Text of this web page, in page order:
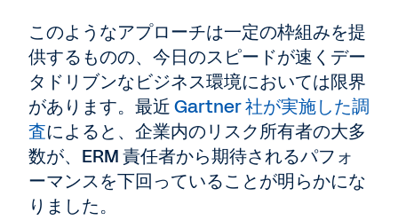
このようなアプローチは一定の枠組みを提
供するものの、今日のスピードが速くデー
タドリブンなビジネス環境においては限界
があります。最近Gartner 社が実施した調
査によると、企業内のリスク所有者の大多
数が、ERM 責任者から期待されるパフォ
ーマンスを下回っていることが明らかにな
りました。